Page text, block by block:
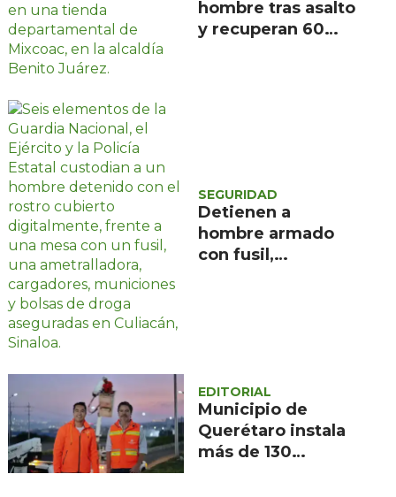
hombre tras asalto
y recuperan 60
SEGURIDAD
Detienen a
hombre armado
con fusil,
EDITORIAL
Municipio de
Querétaro instala
más de 130